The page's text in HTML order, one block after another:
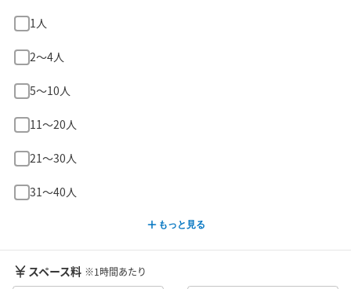
1人
2〜4人
5〜10人
11〜20人
21〜30人
31〜40人
もっと見る
スペース料 ※1時間あたり